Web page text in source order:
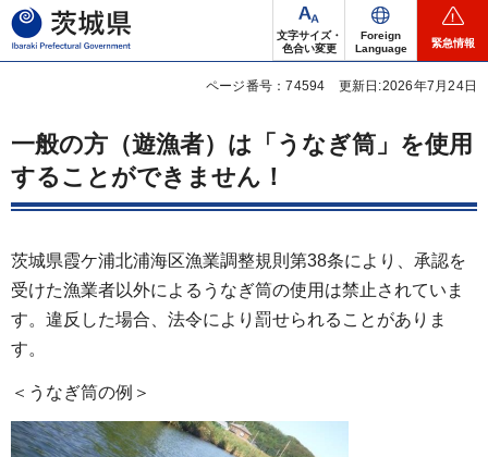
茨城県
文字サイズ・
色合い変更
Foreign
Language
緊急情報
ページ番号：74594 更新日:2026年7月24日
一般の方（遊漁者）は「うなぎ筒」を使用
することができません！
茨城県霞ケ浦北浦海区漁業調整規則第38条により、承認を
受けた漁業者以外によるうなぎ筒の使用は禁止されていま
す。違反した場合、法令により罰せられることがありま
す。
＜うなぎ筒の例＞